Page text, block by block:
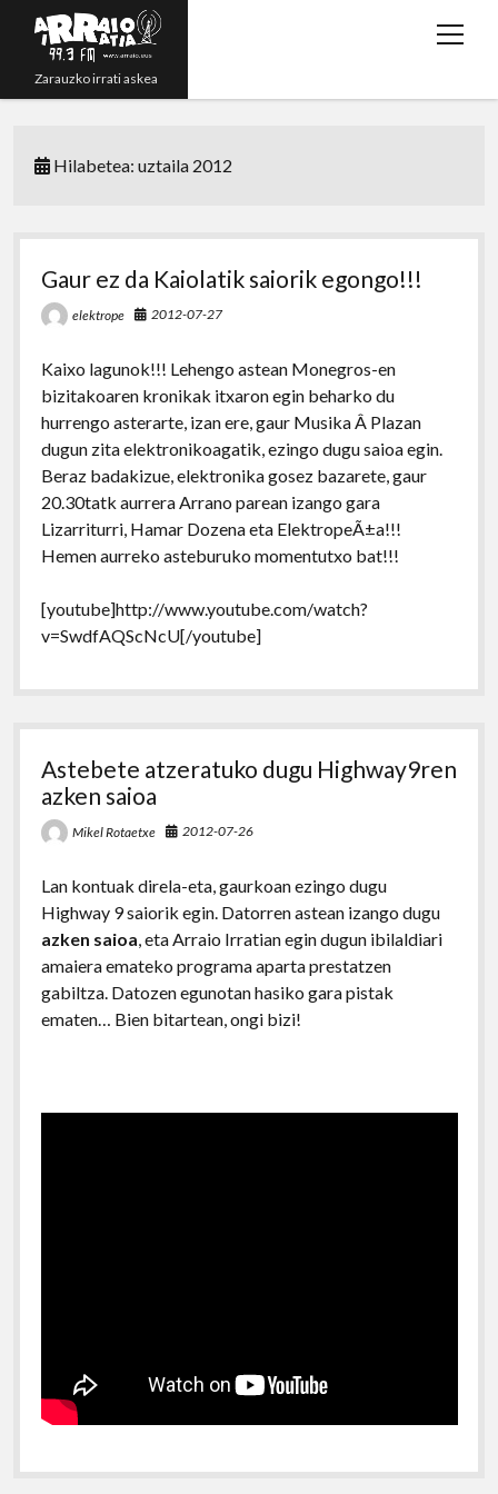
Zarauzko irrati askea
open
Irratsaioak
twitteryoutube
rss emailphone
Hilabetea:uztaila 2012
Gaur ez da Kaiolatik saiorik egongo!!!
elektrope 2012-07-27
Kaixo lagunok!!! Lehengo astean Monegros-en
bizitakoaren kronikak itxaron egin beharko du
hurrengo asterarte, izan ere, gaur Musika Â Plazan
dugun zita elektronikoagatik, ezingo dugu saioa egin.
Beraz badakizue, elektronika gosez bazarete, gaur
20.30tatk aurrera Arrano parean izango gara
Lizarriturri, Hamar Dozena eta ElektropeÃ±a!!!
Hemen aurreko asteburuko momentutxo bat!!!
[youtube]http://www.youtube.com/watch?
v=SwdfAQScNcU[/youtube]
Astebete atzeratuko dugu Highway9ren
azken saioa
Mikel Rotaetxe 2012-07-26
Lan kontuak direla-eta, gaurkoan ezingo dugu
Highway 9 saiorik egin. Datorren astean izango dugu
azken saioa, eta Arraio Irratian egin dugun ibilaldiari
amaiera emateko programa aparta prestatzen
gabiltza. Datozen egunotan hasiko gara pistak
ematen… Bien bitartean, ongi bizi!